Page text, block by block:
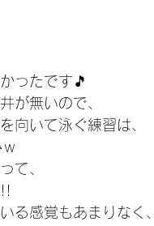
ったです🎵
が無いので、
向いて泳ぐ練習は、
て、
る感覚もあまりなく、